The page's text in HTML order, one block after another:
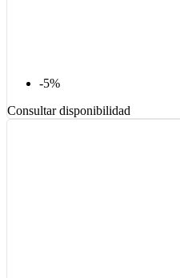
-5%
Consultar disponibilidad